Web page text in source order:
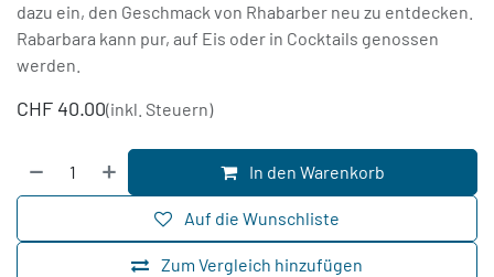
dazu ein, den Geschmack von Rhabarber neu zu entdecken.
Rabarbara kann pur, auf Eis oder in Cocktails genossen
werden.
CHF 40.00(inkl. Steuern)
In den Warenkorb
Zum Vergleich hinzufügen
Auf die Wunschliste